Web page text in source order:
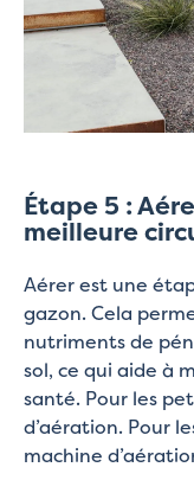
Étape 5 :
meilleure
Aérer est une
gazon. Cela
nutriments de
sol, ce qui aide à
santé. Pour les
d’aération. Pour
machine